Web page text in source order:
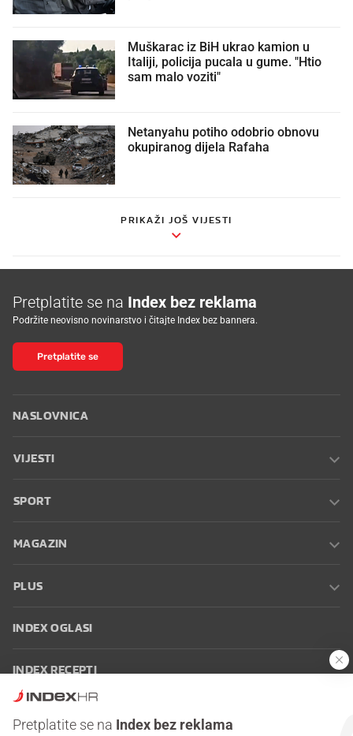
Muškarac iz BiH ukrao kamion u
Italiji, policija pucala u gume. "Htio
sam malo voziti"
Netanyahu potiho odobrio obnovu
okupiranog dijela Rafaha
PRIKAŽI JOŠ VIJESTI
Pretplatite se na Index bez reklama
Podržite neovisno novinarstvo i čitajte Index bez bannera.
Pretplatite se
NASLOVNICA
VIJESTI
SPORT
MAGAZIN
PLUS
INDEX OGLASI
INDEX RECEPTI
Pretplatite se na Index bez reklama